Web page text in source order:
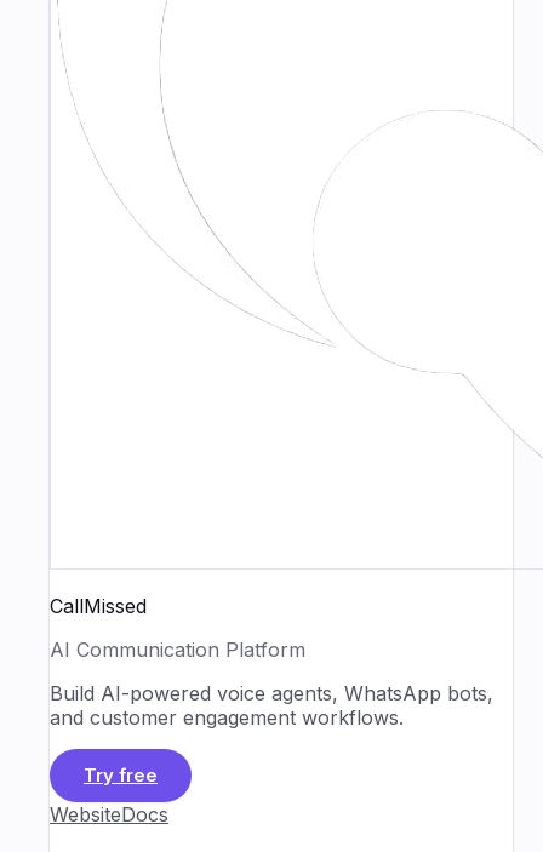
CallMissed
AI Communication Platform
Build AI-powered voice agents, WhatsApp bots,
and customer engagement workflows.
Try free
WebsiteDocs